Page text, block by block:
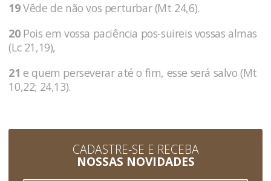
19Vêde de não vos perturbar (Mt 24,6).
20Pois em vossa paciência pos-suireis vossas almas
(Lc 21,19),
21 e quem perseverar até o fim, esse será salvo (Mt
10,22; 24,13).
CADASTRE-SE E RECEBA
NOSSAS NOVIDADES